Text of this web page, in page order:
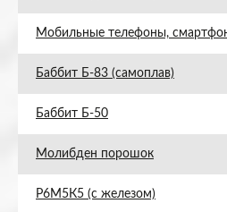
Мобильные телефоны,
Баббит Б-83 (самоплав)
Баббит Б-50
Молибден порошок
Р6М5К5 (с железом)